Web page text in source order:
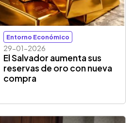
Entorno Económico
29-01-2026
El Salvador aumenta sus
reservas de oro con nueva
compra